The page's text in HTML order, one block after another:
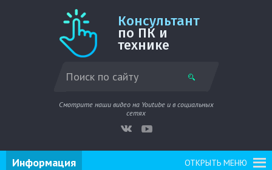
Консультант
по ПК и
технике
Смотрите наши видео на Youtube и в социальных
сетях
ОТКРЫТЬ МЕНЮ
Информация